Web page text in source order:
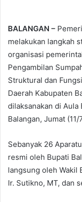
BALANGAN –
melakukan langkah
organisasi
Pengambilan
Struktural dan
Daerah Kabupaten
dilaksanakan di Aula
Balangan, Jumat (11/
Sebanyak 26
resmi oleh Bupati
langsung oleh Wakil
Ir. Sutikno, MT, dan